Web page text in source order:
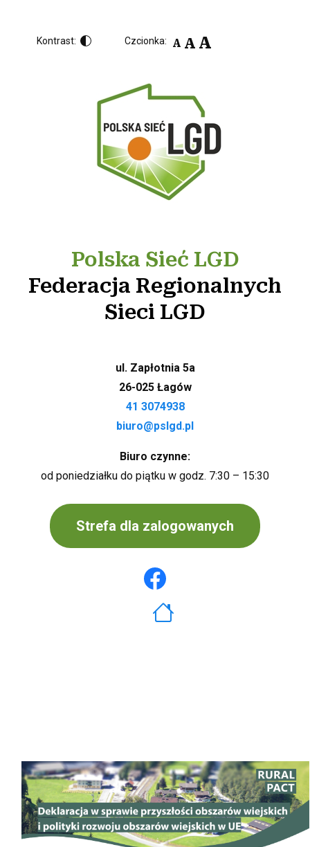
Kontrast: Czcionka: A A A
Polska Sieć LGD
Federacja Regionalnych
Sieci LGD
ul. Zapłotnia 5a
26-025 Łagów
41 3074938
biuro@pslgd.pl
Biuro czynne:
od poniedziałku do piątku w godz. 7:30 – 15:30
Strefa dla zalogowanych